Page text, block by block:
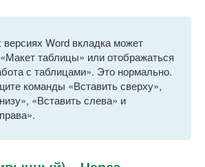
версиях Word вкладка может
таблицы» или отображаться
с таблицами». Это нормально.
команды «Вставить сверху»,
«Вставить слева» и